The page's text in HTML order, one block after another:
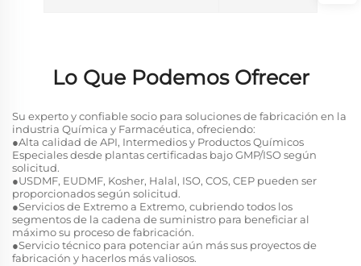
Lo Que Podemos Ofrecer
Su experto y confiable socio para soluciones de fabricación en la
industria Química y Farmacéutica, ofreciendo:
●Alta calidad de API, Intermedios y Productos Químicos
Especiales desde plantas certificadas bajo GMP/ISO según
solicitud.
●USDMF, EUDMF, Kosher, Halal, ISO, COS, CEP pueden ser
proporcionados según solicitud.
●Servicios de Extremo a Extremo, cubriendo todos los
segmentos de la cadena de suministro para beneficiar al
máximo su proceso de fabricación.
●Servicio técnico para potenciar aún más sus proyectos de
fabricación y hacerlos más valiosos.